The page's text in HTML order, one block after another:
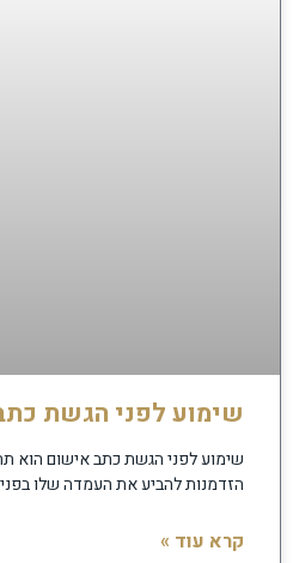
שימוע לפני הגשת
שימוע לפני הגשת כתב אישום הוא
הזדמנות להביע את העמדה שלו
קרא עוד »